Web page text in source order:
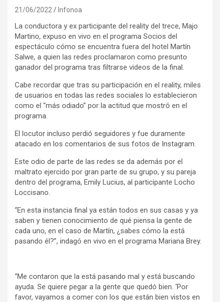
21/06/2022 Infonoa
La conductora y ex participante del reality del trece, Majo
Martino, expuso en vivo en el programa Socios del
espectáculo cómo se encuentra fuera del hotel Martín
Salwe, a quien las redes proclamaron como presunto
ganador del programa tras filtrarse videos de la final.
Cabe recordar que tras su participación en el reality, miles
de usuarios en todas las redes sociales lo establecieron
como el “más odiado” por la actitud que mostró en el
programa.
El locutor incluso perdió seguidores y fue duramente
atacado en los comentarios de sus fotos de Instagram.
Este odio de parte de las redes se da además por el
maltrato ejercido por gran parte de su grupo, y su pareja
dentro del programa, Emily Lucius, al participante Locho
Loccisano.
“En esta instancia final ya están todos en sus casas y ya
saben y tienen conocimiento de qué piensa la gente de
cada uno, en el caso de Martín, ¿sabes cómo la está
pasando él?”, indagó en vivo en el programa Mariana Brey.
“Me contaron que la está pasando mal y está buscando
ayuda. Se quiere pegar a la gente que quedó bien. ‘Por
favor, vayamos a comer con los que están bien vistos en